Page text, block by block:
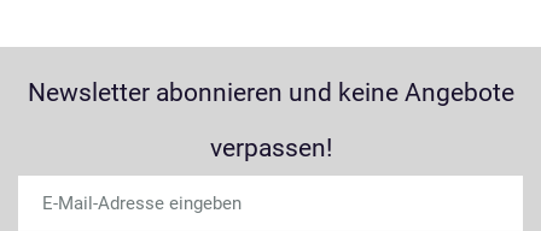
Newsletter abonnieren und keine Angebote
verpassen!